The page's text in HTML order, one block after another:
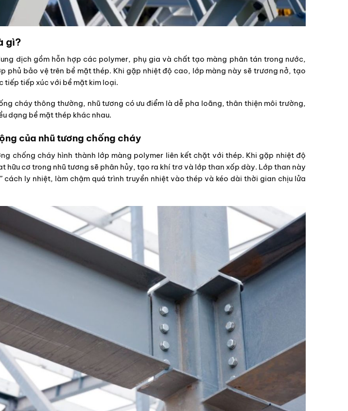
gì?
dịch gồm hỗn hợp các polymer, phụ gia và chất tạo màng phân tán trong nước,
phủ bảo vệ trên bề mặt thép. Khi gặp nhiệt độ cao, lớp màng này sẽ trương nở, tạo
tiếp tiếp xúc với bề mặt kim loại.
cháy thông thường, nhũ tương có ưu điểm là dễ pha loãng, thân thiện môi trường,
dạng bề mặt thép khác nhau.
của nhũ tương chống cháy
chống cháy hình thành lớp màng polymer liên kết chặt với thép. Khi gặp nhiệt độ
cơ trong nhũ tương sẽ phân hủy, tạo ra khí trơ và lớp than xốp dày. Lớp than này
cách ly nhiệt, làm chậm quá trình truyền nhiệt vào thép và kéo dài thời gian chịu lửa